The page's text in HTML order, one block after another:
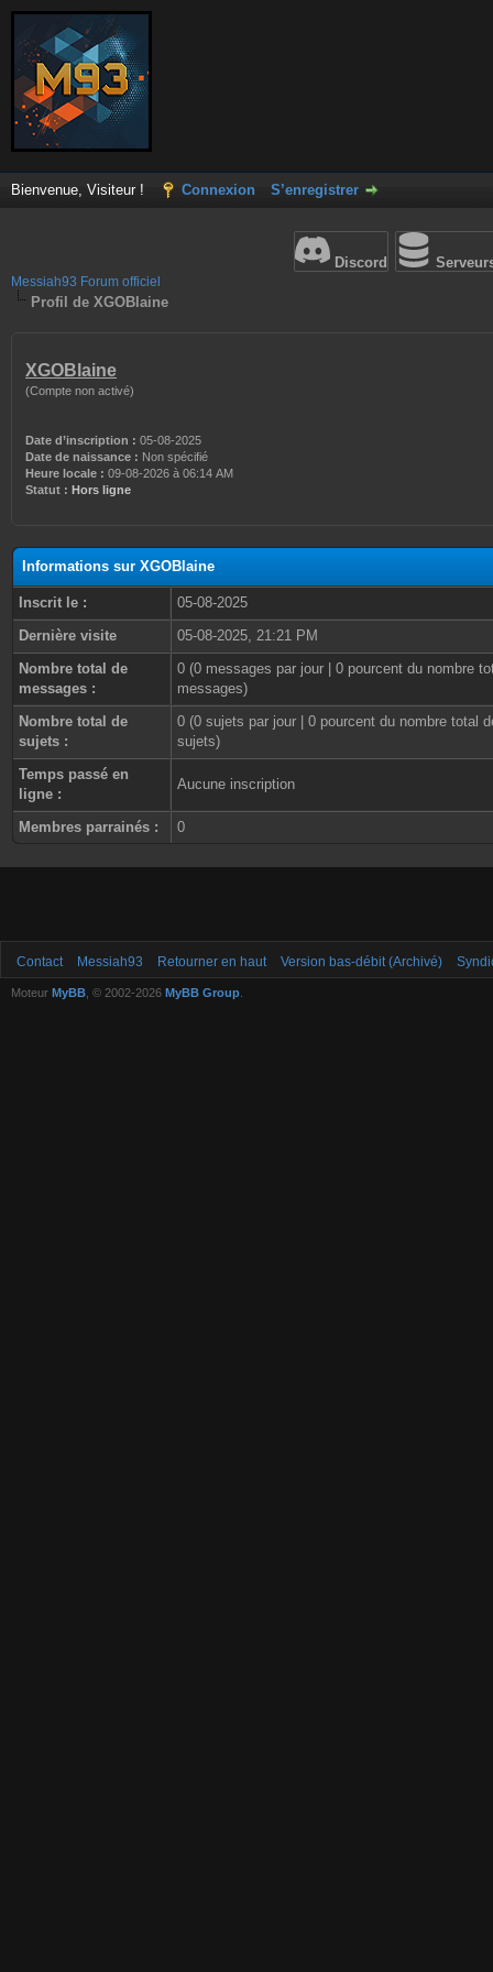
Bienvenue, Visiteur ! Connexion S’enregistrer
Discord
Messiah93 Forum officiel
Profil de XGOBlaine
XGOBlaine
(Compte non activé)
Date d’inscription : 05-08-2025
Date de naissance : Non spécifié
Heure locale : 09-08-2026 à 06:14 AM
Statut : Hors ligne
Informations sur XGOBlaine
Inscrit le :
05-08-2025
Dernière visite
05-08-2025, 21:21 PM
Nombre total de
messages :
0 (0 messages par jour | 0 pourcent du nombre
messages)
Nombre total de
sujets :
0 (0 sujets par jour | 0 pourcent du nombre total
sujets)
Temps passé en
ligne :
Aucune inscription
Membres parrainés : 0
Contact Messiah93 Retourner en haut Version bas-débit (Archivé)
Moteur MyBB , © 2002-2026 MyBB Group